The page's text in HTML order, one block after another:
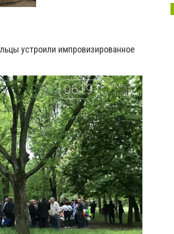
устроили импровизированное